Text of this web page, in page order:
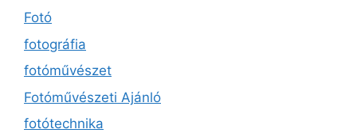
Fotó
fotográfia
fotóművészet
Fotóművészeti Ajánló
fotótechnika